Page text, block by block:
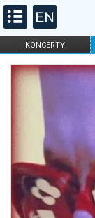
KONCERTY
FILHARMONIA
DLA DZIECI